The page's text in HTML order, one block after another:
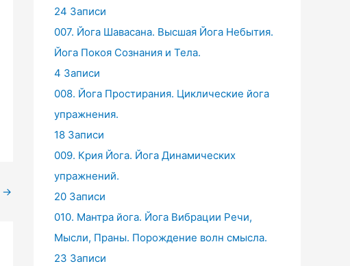
→
24 Записи
007. Йога Шавасана. Высшая Йога Небытия.
Йога Покоя Сознания и Тела.
4 Записи
008. Йога Простирания. Циклические йога
упражнения.
18 Записи
009. Крия Йога. Йога Динамических
упражнений.
20 Записи
010. Мантра йога. Йога Вибрации Речи,
Мысли, Праны. Порождение волн смысла.
23 Записи